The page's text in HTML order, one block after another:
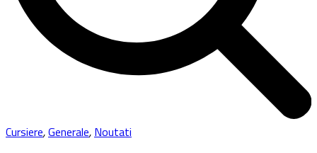
Cursiere,Generale, Noutati